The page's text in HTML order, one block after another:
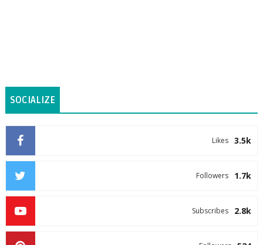
SOCIALIZE
3.5k
Likes
1.7k
Followers
2.8k
Subscribes